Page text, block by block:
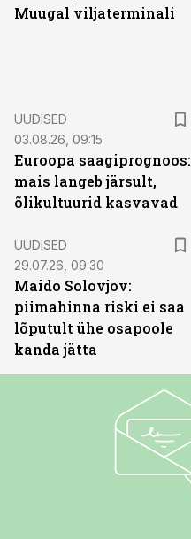
Muugal viljaterminali
UUDISED
03.08.26, 09:15
Euroopa saagiprognoos:
mais langeb järsult,
õlikultuurid kasvavad
UUDISED
29.07.26, 09:30
Maido Solovjov:
piimahinna riski ei saa
lõputult ühe osapoole
kanda jätta